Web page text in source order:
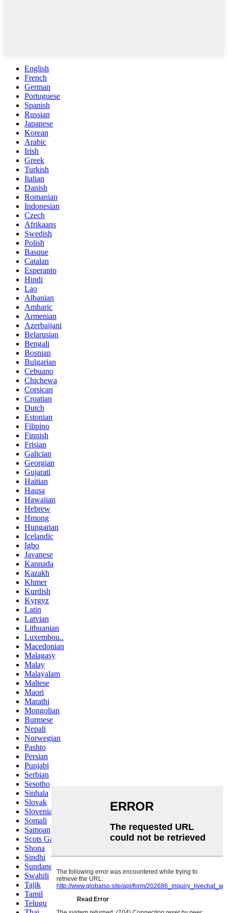
English
French
German
Portuguese
Spanish
Russian
Japanese
Korean
Arabic
Irish
Greek
Turkish
Italian
Danish
Romanian
Indonesian
Czech
Afrikaans
Swedish
Polish
Basque
Catalan
Esperanto
Hindi
Lao
Albanian
Amharic
Armenian
Azerbaijani
Belarusian
Bengali
Bosnian
Bulgarian
Cebuano
Chichewa
Corsican
Croatian
Dutch
Estonian
Filipino
Finnish
Frisian
Galician
Georgian
Gujarati
Haitian
Hausa
Hawaiian
Hebrew
Hmong
Hungarian
Icelandic
Igbo
Javanese
Kannada
Kazakh
Khmer
Kurdish
Kyrgyz
Latin
Latvian
Lithuanian
Luxembou..
Macedonian
Malagasy
Malay
Malayalam
Maltese
Maori
Marathi
Mongolian
Burmese
Nepali
Norwegian
Pashto
Persian
Punjabi
Serbian
Sesotho
Sinhala
Slovak
Slovenian
Somali
Samoan
Scots Gaelic
Shona
Sindhi
Sundanese
Swahili
Tajik
Tamil
Telugu